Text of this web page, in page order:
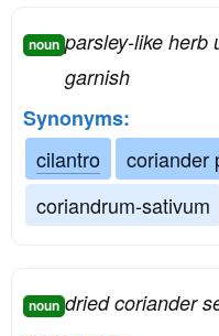
noun parsley-like herb
garnish
Synonyms:
cilantro
coriander
coriandrum-sativum
noun dried coriander